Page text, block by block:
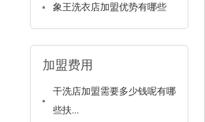
象王洗衣店加盟优势有哪些
加盟费用
干洗店加盟需要多少钱呢有哪
些扶...